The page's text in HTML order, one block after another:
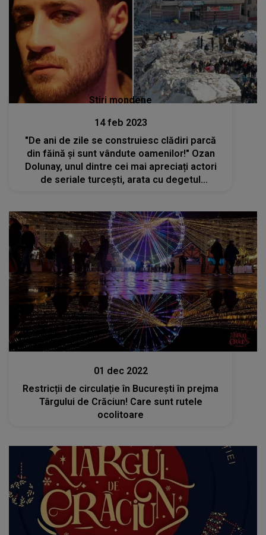
Stiri mondene
14 feb 2023
"De ani de zile se construiesc clădiri parcă
din făină și sunt vândute oamenilor!" Ozan
Dolunay, unul dintre cei mai apreciați actori
de seriale turcești, arata cu degetul
Stiri
01 dec 2022
Restricții de circulație în București în prejma
Târgului de Crăciun! Care sunt rutele
ocolitoare